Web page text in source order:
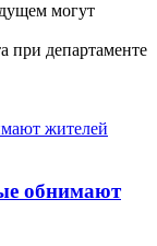
могут
при департаменте
обнимают